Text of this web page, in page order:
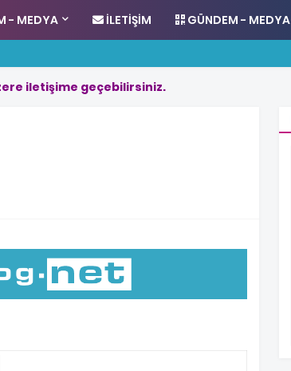
- MEDYA İLETIŞIM GÜNDEM - MEDYA
ere iletişime geçebilirsiniz.